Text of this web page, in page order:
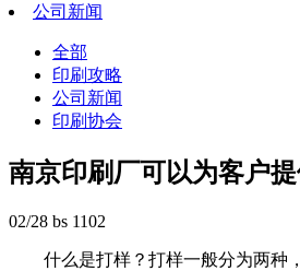
公司新闻
全部
印刷攻略
公司新闻
印刷协会
南京印刷厂可以为客户
02/28 bs 1102
什么是打样？打样一般分为两种